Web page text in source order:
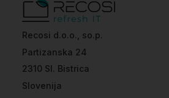
Recosi d.o.o., so.p.
Partizanska 24
2310 Sl. Bistrica
Slovenija